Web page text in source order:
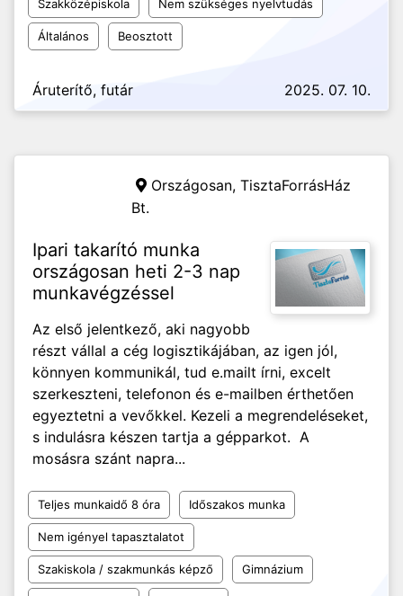
Szakközépiskola Nem szükséges nyelvtudás
Általános Beosztott
Áruterítő, futár 2025. 07. 10.
Országosan, TisztaForrásHáz
Bt.
Ipari takarító munka
országosan heti 2-3 nap
munkavégzéssel
Az első jelentkező, aki nagyobb
részt vállal a cég logisztikájában, az igen jól,
könnyen kommunikál, tud e.mailt írni, excelt
szerkeszteni, telefonon és e-mailben érthetően
egyeztetni a vevőkkel. Kezeli a megrendeléseket,
s indulásra készen tartja a gépparkot. A
mosásra szánt napra...
Teljes munkaidő 8 óra Időszakos munka
Nem igényel tapasztalatot
Szakiskola / szakmunkás képző Gimnázium